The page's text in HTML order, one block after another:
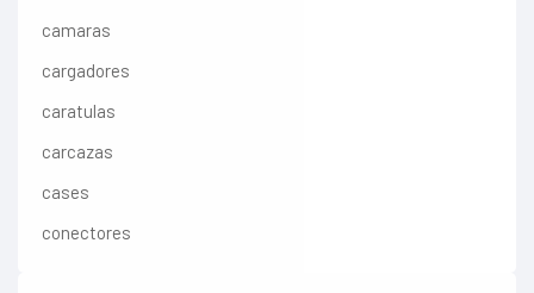
camaras
cargadores
caratulas
carcazas
cases
conectores